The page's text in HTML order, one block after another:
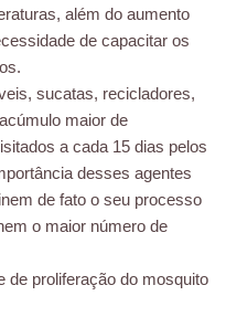
além do aumento
de capacitar os
sucatas, recicladores,
maior de
a cada 15 dias pelos
desses agentes
de fato o seu processo
o maior número de
de proliferação do mosquito